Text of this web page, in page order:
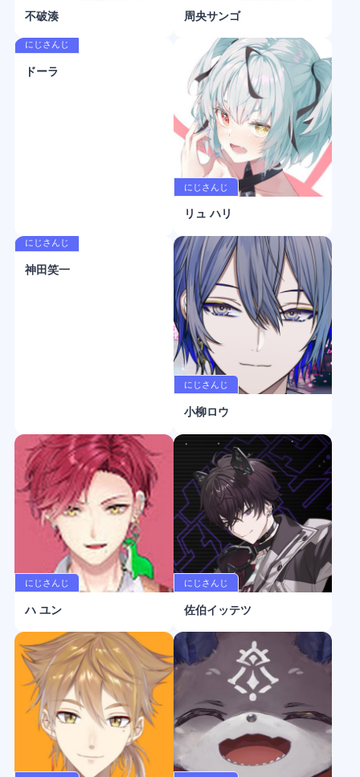
不破湊 周央サンゴ
にじさんじ
ドーラ
にじさんじ
リュ ハリ
にじさんじ
神田笑一
にじさんじ
小柳ロウ
にじさんじ
ハ ユン
にじさんじ
佐伯イッテツ